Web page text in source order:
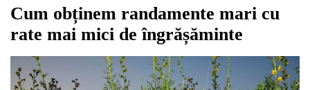
Cum obținem randamente mari cu
rate mai mici de îngrășăminte